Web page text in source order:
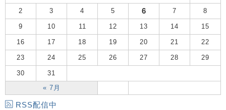
« 7月
2 3 4 5 6 7 8
9 10 11 12 13 14 15
16 17 18 19 20 21 22
23 24 25 26 27 28 29
30 31
RSS配信中